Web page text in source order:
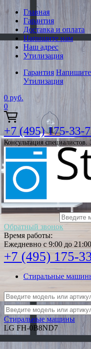
Главная
Гарантия
Доставка и оплата
Напишите нам
Наш адрес
Утилизация
Гарантия
Утилизация
0 руб.
0
+7 (495) 175-33-
Консультация специалистов.
Обратный звонок
Время работы:
Ежедневно с 9:00 до 21:00
+7 (495) 175-
Стиральные
Стиральные машины
LG FH-0B8ND7